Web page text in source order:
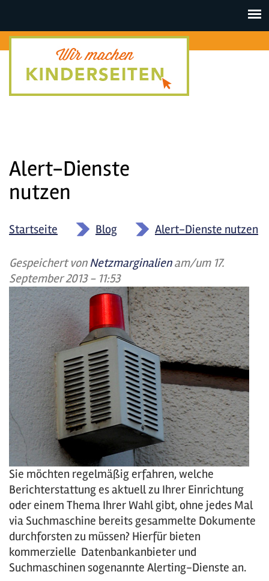
Toggle
Alert-Dienste
nutzen
Startseite » Blog » Alert-Dienste nutzen
Gespeichert vonNetzmarginalienam/um 17.
September 2013 - 11:53
Sie möchten regelmäßig erfahren, welche
Berichterstattung es aktuell zu Ihrer Einrichtung
oder einem Thema Ihrer Wahl gibt, ohne jedes Mal
via Suchmaschine bereits gesammelte Dokumente
durchforsten zu müssen? Hierfür bieten
kommerzielle Datenbankanbieter und
Suchmaschinen sogenannte Alerting-Dienste an.